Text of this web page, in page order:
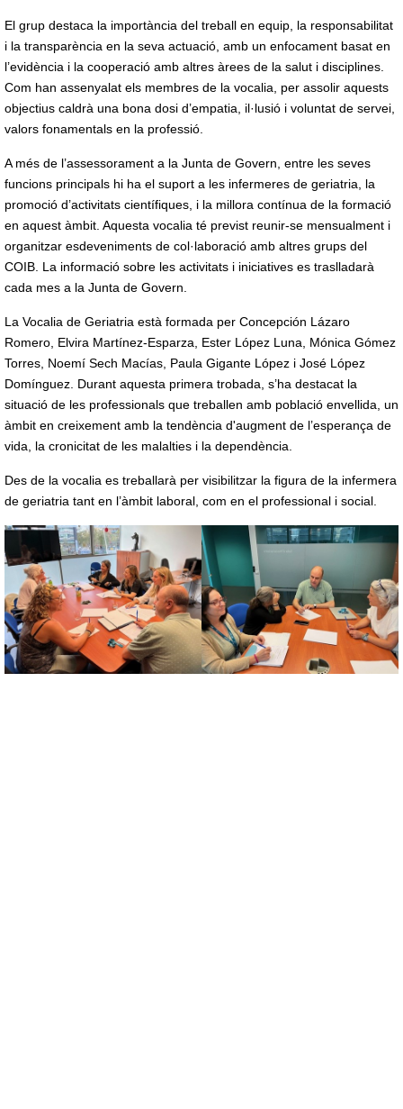
El grup destaca la importància del treball en equip, la responsabilitat
i la transparència en la seva actuació, amb un enfocament basat en
l’evidència i la cooperació amb altres àrees de la salut i disciplines.
Com han assenyalat els membres de la vocalia, per assolir aquests
objectius caldrà una bona dosi d’empatia, il·lusió i voluntat de servei,
valors fonamentals en la professió.
A més de l’assessorament a la Junta de Govern, entre les seves
funcions principals hi ha el suport a les infermeres de geriatria, la
promoció d’activitats científiques, i la millora contínua de la formació
en aquest àmbit. Aquesta vocalia té previst reunir-se mensualment i
organitzar esdeveniments de col·laboració amb altres grups del
COIB. La informació sobre les activitats i iniciatives es traslladarà
cada mes a la Junta de Govern.
La Vocalia de Geriatria està formada per Concepción Lázaro
Romero, Elvira Martínez-Esparza, Ester López Luna, Mónica Gómez
Torres, Noemí Sech Macías, Paula Gigante López i José López
Domínguez. Durant aquesta primera trobada, s’ha destacat la
situació de les professionals que treballen amb població envellida, un
àmbit en creixement amb la tendència d'augment de l’esperança de
vida, la cronicitat de les malalties i la dependència.
Des de la vocalia es treballarà per visibilitzar la figura de la infermera
de geriatria tant en l’àmbit laboral, com en el professional i social.